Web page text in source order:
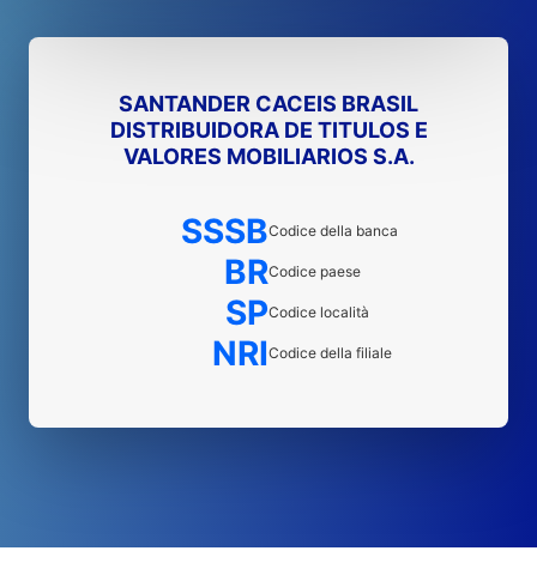
SANTANDER CACEIS BRASIL
DISTRIBUIDORA DE TITULOS E
VALORES MOBILIARIOS S.A.
SSSBCodice della banca
BRCodice paese
SPCodice località
NRICodice della filiale